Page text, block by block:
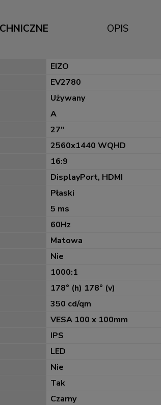
OPIS
EIZO
EV2780
Używany
A
27"
2560x1440 WQHD
16:9
DisplayPort, HDMI
Płaski
5 ms
60Hz
Matowa
Nie
1000:1
178° (h) 178° (v)
350 cd/qm
VESA 100 x 100mm
IPS
LED
Nie
Tak
Czarny